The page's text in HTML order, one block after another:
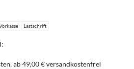
Lastschrift
ab 49,00 € versandkostenfrei